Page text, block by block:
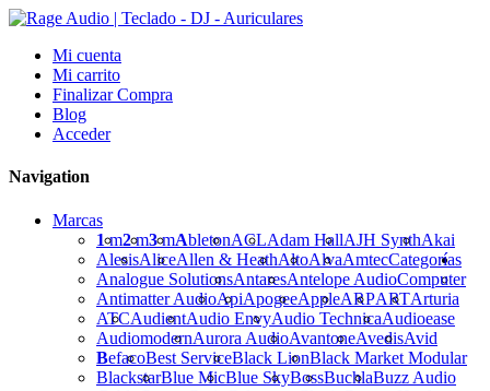
Mi cuenta
Mi carrito
Finalizar Compra
Blog
Acceder
Navigation
Marcas
1m2m3mAbletonACLAdam HallAJH SynthAkai
AlesisAliceAllen & HeathAltoAlvaAmtec
Analogue SolutionsAntaresAntelope Audio
Antimatter AudioApiApogeeAppleARPARTArturia
ATCAudientAudio EnvyAudio TechnicaAudioease
AudiomodernAurora AudioAvantoneAvedisAvid
BefacoBest ServiceBlack LionBlack Market Modular
BlackstarBlue MicBlue SkyBossBuchlaBuzz Audio
Categorías
Computer